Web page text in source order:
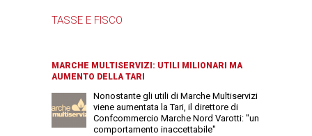
TASSE E FISCO
MARCHE MULTISERVIZI: UTILI MILIONARI MA
AUMENTO DELLA TARI
Nonostante gli utili di Marche Multiservizi
viene aumentata la Tari, il direttore di
Confcommercio Marche Nord Varotti: "un
comportamento inaccettabile"